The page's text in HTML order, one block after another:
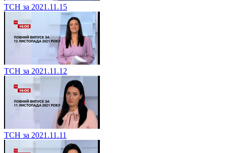
ТСН за 2021.11.15
ТСН за 2021.11.12
ТСН за 2021.11.11